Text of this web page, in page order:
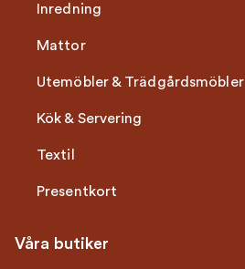
Inredning
Mattor
Utemöbler & Trädgårdsmöbler
Kök & Servering
Textil
Presentkort
Våra butiker